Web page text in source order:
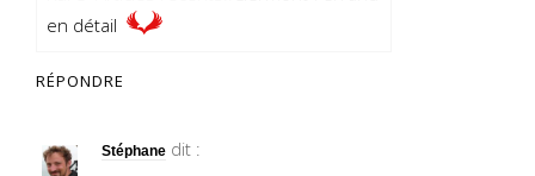
en détail
RÉPONDRE
Stéphane dit :